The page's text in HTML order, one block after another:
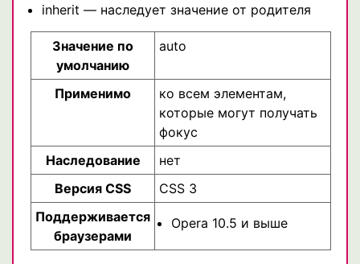
inherit — наследует значение от родителя
Значение по
умолчанию
auto
Применимо
ко всем элементам,
которые могут получать
фокус
Наследование
нет
Версия CSS
CSS 3
Поддерживается
браузерами
Opera 10.5 и выше